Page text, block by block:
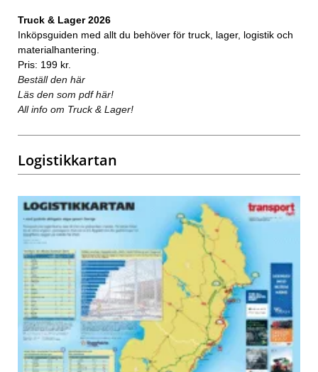
Truck & Lager 2026
Inköpsguiden med allt du behöver för truck, lager, logistik och
materialhantering.
Pris: 199 kr.
Beställ den här
Läs den som pdf här!
All info om Truck & Lager!
Logistikkartan